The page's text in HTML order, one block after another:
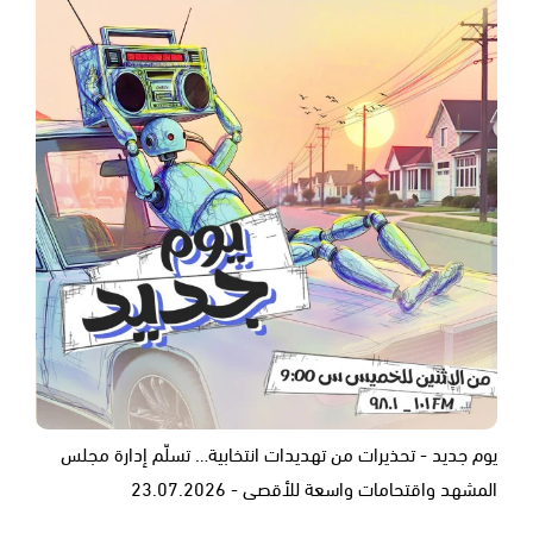
يوم جديد - تحذيرات من تهديدات انتخابية… تسلّم إدارة مجلس
المشهد واقتحامات واسعة للأقصى - 23.07.2026